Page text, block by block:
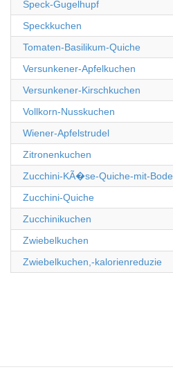
Speck-Gugelhupf
Speckkuchen
Tomaten-Basilikum-Quiche
Versunkener-Apfelkuchen
Versunkener-Kirschkuchen
Vollkorn-Nusskuchen
Wiener-Apfelstrudel
Zitronenkuchen
Zucchini-KÃ�se-Quiche-mit-Bode
Zucchini-Quiche
Zucchinikuchen
Zwiebelkuchen
Zwiebelkuchen,-kalorienreduzie